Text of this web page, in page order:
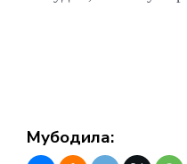
Мубодила: